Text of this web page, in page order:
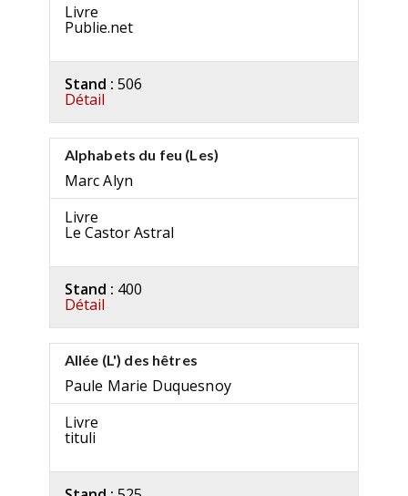
Livre
Publie.net
Stand : 506
Détail
Alphabets du feu (Les)
Marc Alyn
Livre
Le Castor Astral
Stand : 400
Détail
Allée (L') des hêtres
Paule Marie Duquesnoy
Livre
tituli